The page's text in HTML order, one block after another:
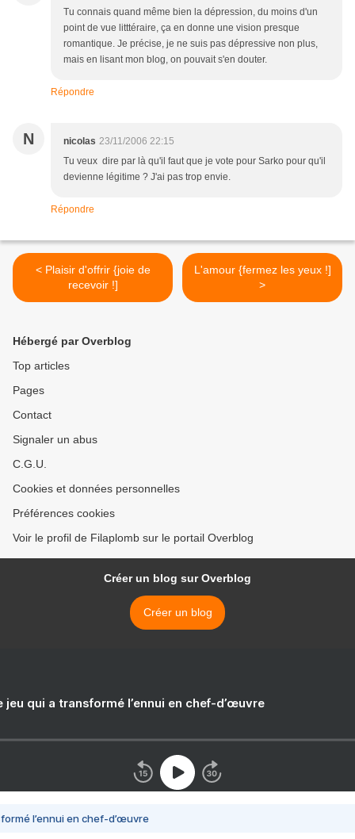
Tu connais quand même bien la dépression, du moins d'un
point de vue litttéraire, ça en donne une vision presque
romantique. Je précise, je ne suis pas dépressive non plus,
mais en lisant mon blog, on pouvait s'en douter.
Répondre
N nicolas 23/11/2006 22:15
Tu veux dire par là qu'il faut que je vote pour Sarko pour qu'il
devienne légitime ? J'ai pas trop envie.
Répondre
< Plaisir d'offrir {joie de
recevoir !]
L'amour {fermez les yeux !]
>
Hébergé par Overblog
Top articles
Pages
Contact
Signaler un abus
C.G.U.
Cookies et données personnelles
Préférences cookies
Voir le profil de Filaplomb sur le portail Overblog
Créer un blog sur Overblog
Créer un blog
jeu qui a transformé l’ennui en chef-d’œuvre
l’ennui en chef-d’œuvre